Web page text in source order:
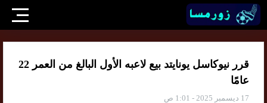
قرر نيوكاسل يونايتد بيع لاعبه الأول البالغ من العمر 22
عامًا
17 ديسمبر 2025 - 1:01 ص